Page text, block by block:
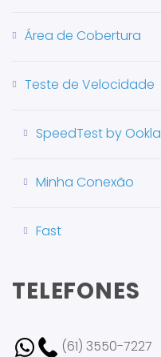
Área de Cobertura
Teste de Velocidade
SpeedTest by Ookla
Minha Conexão
Fast
TELEFONES
(61) 3550-7227